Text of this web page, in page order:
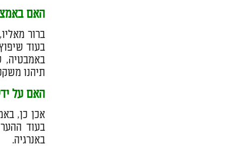
האם
ברור
בעוד
באמבטיה,
תיהנו
האם על
אכן כן,
בעוד
באנרגיה.